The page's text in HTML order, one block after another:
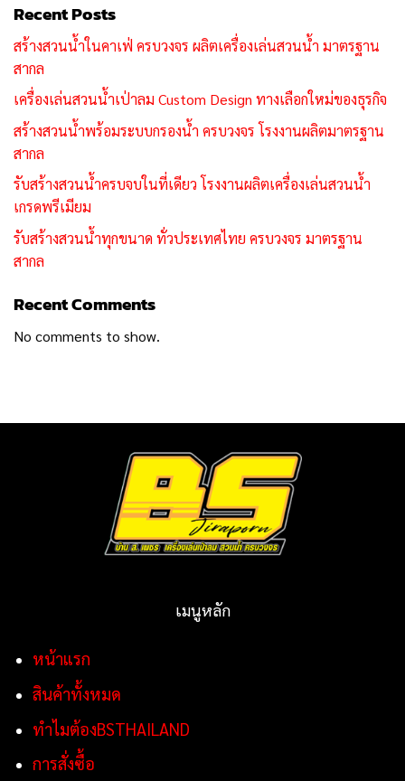
Recent Posts
สร้างสวนน้ำในคาเฟ่ ครบวงจร ผลิตเครื่องเล่นสวนน้ำ มาตรฐาน
สากล
เครื่องเล่นสวนน้ำเป่าลม Custom Design ทางเลือกใหม่ของธุรกิจ
สร้างสวนน้ำพร้อมระบบกรองน้ำ ครบวงจร โรงงานผลิตมาตรฐาน
สากล
รับสร้างสวนน้ำครบจบในที่เดียว โรงงานผลิตเครื่องเล่นสวนน้ำ
เกรดพรีเมียม
รับสร้างสวนน้ำทุกขนาด ทั่วประเทศไทย ครบวงจร มาตรฐาน
สากล
Recent Comments
No comments to show.
เมนูหลัก
หน้าแรก
สินค้าทั้งหมด
ทำไมต้องBSTHAILAND
การสั่งซื้อ